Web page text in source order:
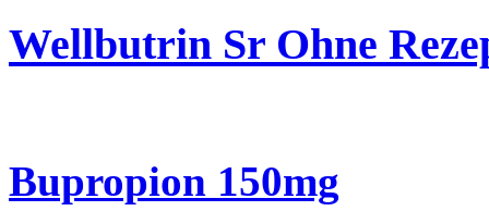
Wellbutrin Sr Ohne
Bupropion 150mg